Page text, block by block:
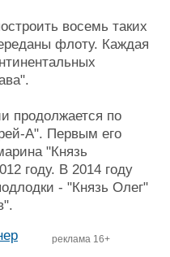
Все службывосемь таких
флоту. Каждая
продолжается по
А". Первым его
"Князь
году. В 2014 году
- "Князь Олег"
реклама 16+